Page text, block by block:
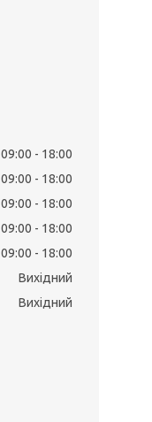
09:00
18:00
09:00
18:00
09:00
18:00
09:00
18:00
09:00
18:00
Вихідний
Вихідний